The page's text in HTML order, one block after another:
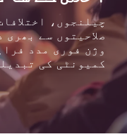
چیلنجوں،
صلاحیتوں سے
وژن فوری مدد
کمیونٹی کی